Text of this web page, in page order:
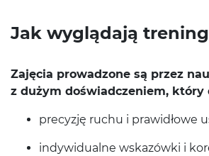
Jak wyglą­dają
Zaję­cia prowad­zone są przez
z dużym doświad­cze­niem, który
pre­cyzję ruchu i praw­idłowe
indy­wid­u­alne wskazówki i